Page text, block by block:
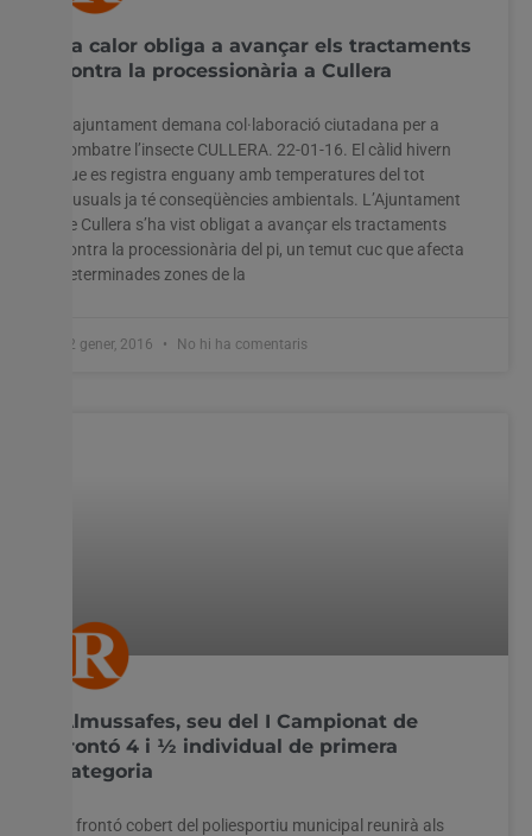
La calor obliga a avançar els tractaments
contra la processionària a Cullera
L’ajuntament demana col·laboració ciutadana per a
combatre l’insecte CULLERA. 22-01-16. El càlid hivern
que es registra enguany amb temperatures del tot
inusuals ja té conseqüències ambientals. L’Ajuntament
de Cullera s’ha vist obligat a avançar els tractaments
contra la processionària del pi, un temut cuc que afecta
determinades zones de la
22 gener, 2016 No hi ha comentaris
Almussafes, seu del I Campionat de
frontó 4 i ½ individual de primera
categoria
El frontó cobert del poliesportiu municipal reunirà als